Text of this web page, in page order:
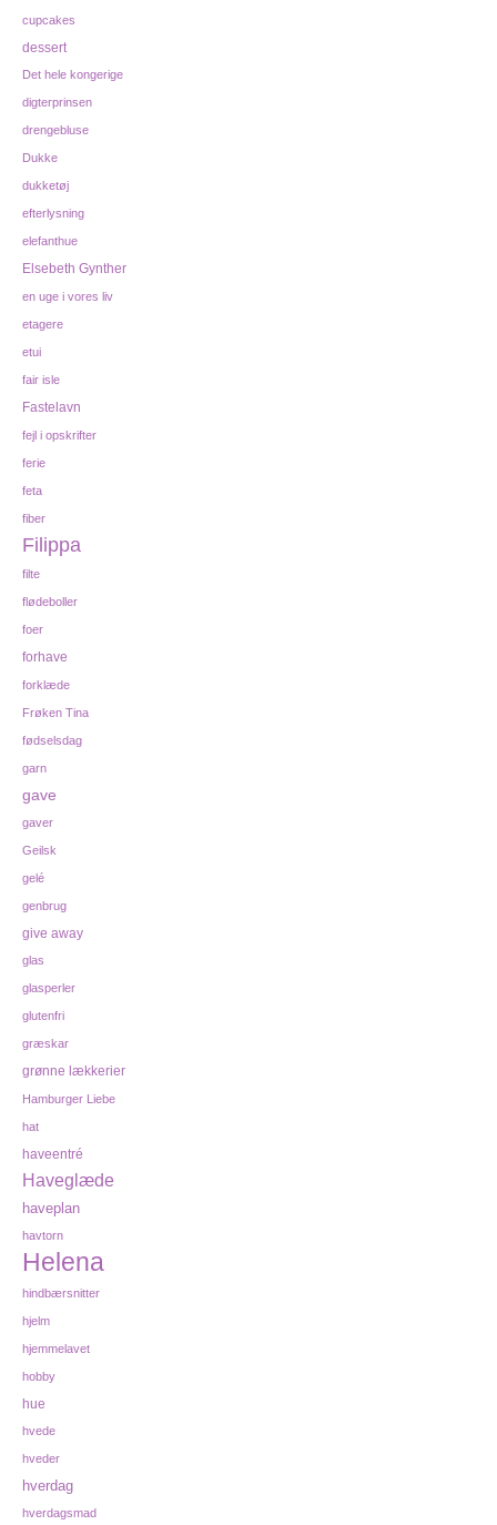
cupcakes
dessert
Det hele kongerige
digterprinsen
drengebluse
Dukke
dukketøj
efterlysning
elefanthue
Elsebeth Gynther
en uge i vores liv
etagere
etui
fair isle
Fastelavn
fejl i opskrifter
ferie
feta
fiber
Filippa
filte
flødeboller
foer
forhave
forklæde
Frøken Tina
fødselsdag
garn
gave
gaver
Geilsk
gelé
genbrug
give away
glas
glasperler
glutenfri
græskar
grønne lækkerier
Hamburger Liebe
hat
haveentré
Haveglæde
haveplan
havtorn
Helena
hindbærsnitter
hjelm
hjemmelavet
hobby
hue
hvede
hveder
hverdag
hverdagsmad